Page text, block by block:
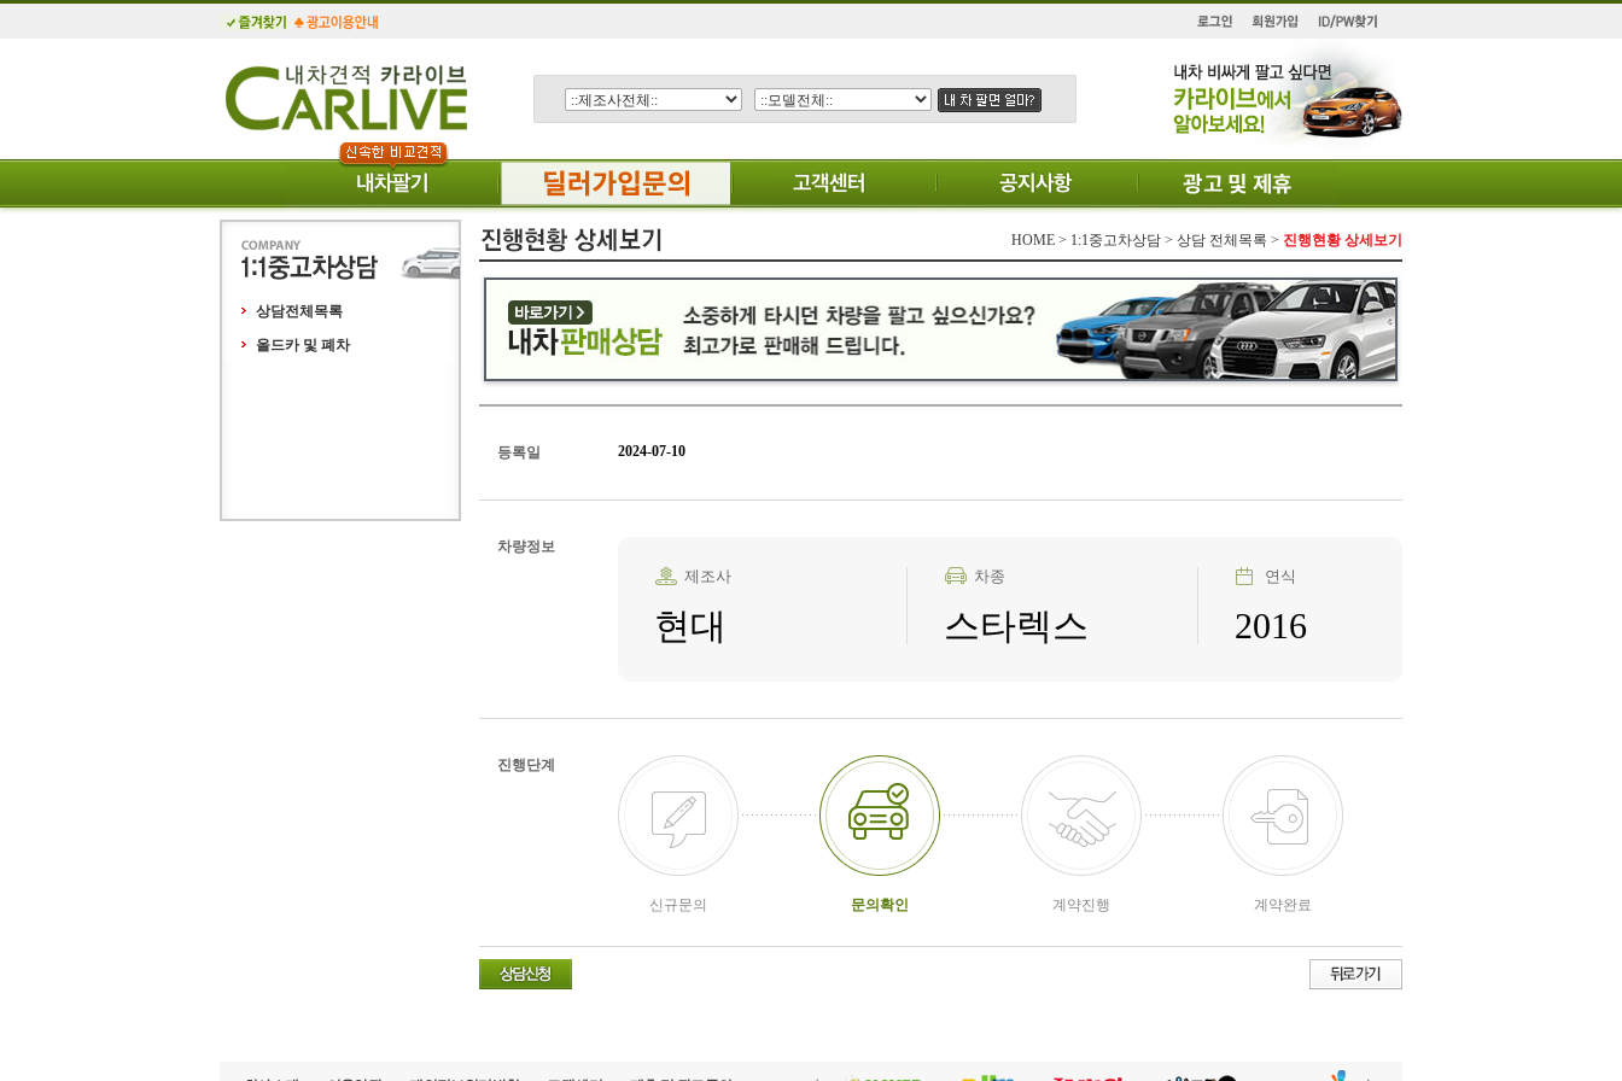
상담전체목록
올드카 및 폐차
HOME > 1:1중고차상담 > 상담 전체목록 > 진행현황 상세보기
등록일 2024-07-10
차량정보
제조사
현대
차종
스타렉스
연식
2016
진행단계
신규문의 문의확인 계약진행 계약완료